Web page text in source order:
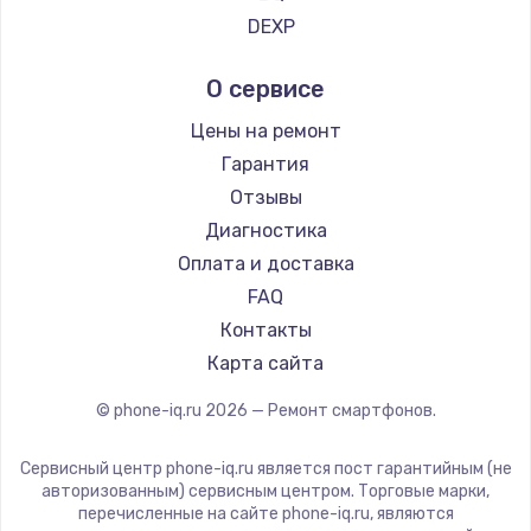
Ремонт разъема питания
Заказать
Замена видеокарты
2100 руб.
Заказать
Ремонт цепей питания
3000 руб.
Заказать
1590 руб.
Заказать
Ремонт смартфонов Tp-Link
Ремонт смартфонов Nubia
Ремонт смартфонов Land Rover
Ремонт смартфонов Acer
Ремонт смартфонов HP
Ремонт смартфонов Poco
Ремонт смартфонов HTC
Ремонт смартфонов Blackmagic
Ремонт смартфонов Nothing
Ремонт смартфонов iQOO
DEXP
Ginzzu
Highscreen
Irbis
Kyocera
LeEco
OnePlus
teXet
Motorola
Prestigio
Elephone
BlackView
О сервисе
Цены на ремонт
Гарантия
Отзывы
Диагностика
Оплата и доставка
FAQ
Контакты
Карта сайта
© phone-iq.ru 2026 — Ремонт смартфонов.
Сервисный центр phone-iq.ru является пост гарантийным (не
авторизованным) сервисным центром. Торговые марки,
перечисленные на сайте phone-iq.ru, являются